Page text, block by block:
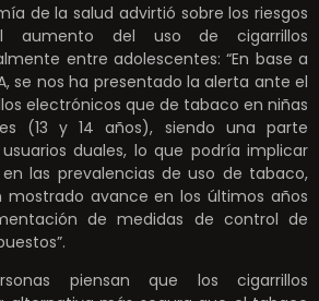
de la salud advirtió sobre los riesgos
aumento del uso de cigarrillos
entre adolescentes: “En base a
se nos ha presentado la alerta ante el
electrónicos que de tabaco en niñas
(13 y 14 años), siendo una parte
duales, lo que podría implicar
las prevalencias de uso de tabaco,
avance en los últimos años
de medidas de control de
piensan que los cigarrillos